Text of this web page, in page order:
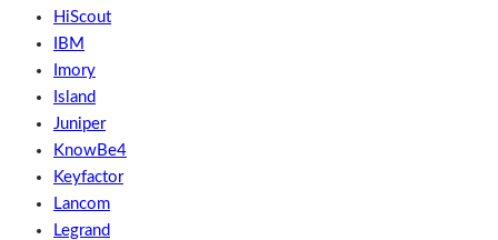
HiScout
IBM
Imory
Island
Juniper
KnowBe4
Keyfactor
Lancom
Legrand